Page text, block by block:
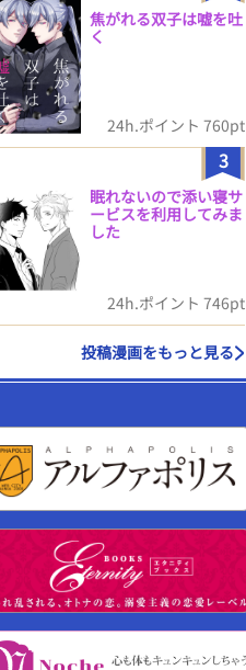
焦がれる双子は嘘を吐
く
24h.ポイント 760pt
3
眠れないので添い寝サ
ービスを利用してみま
した
24h.ポイント 746pt
投稿漫画をもっと見る